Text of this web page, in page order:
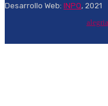
Desarrollo Web: INPQ, 2021